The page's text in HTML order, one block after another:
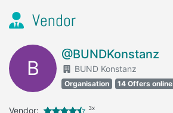
Vendor
B
@BUNDKonstanz
BUND Konstanz
Organisation 14 Offers online
Vendor: 3x